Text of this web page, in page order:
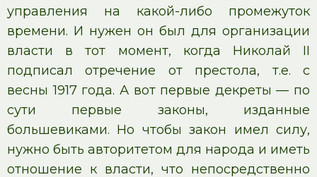
управления на какой-либо промежуток
времени. И нужен он был для организации
власти в тот момент, когда Николай II
подписал отречение от престола, т.е. с
весны 1917 года. А вот первые декреты — по
сути первые законы, изданные
большевиками. Но чтобы закон имел силу,
нужно быть авторитетом для народа и иметь
отношение к власти, что непосредственно